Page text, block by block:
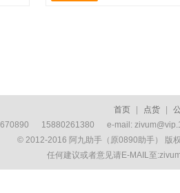
首页 点货
15880261380 e-mail:
© 2012-2016 阿九助手（原0890助手） 版
任何建议或者意见请E-MAIL至